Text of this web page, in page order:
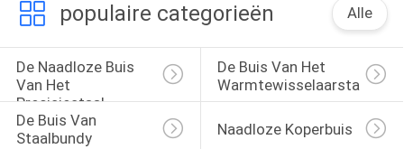
populaire categorieën Alle
De Naadloze Buis
Van Het
Precisiestaal
De Buis Van Het
Warmtewisselaarstaal
De Buis Van
Staalbundy
Naadloze Koperbuis